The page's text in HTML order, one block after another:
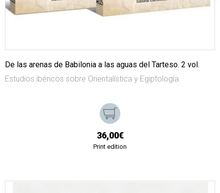
De las arenas de Babilonia a las aguas del Tarteso. 2 vol.
Estudios ibéricos sobre Orientalística y Egiptología
36,00€
Print edition